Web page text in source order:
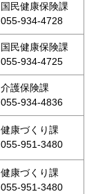
国民健康保険課
055-934-4728
国民健康保険課
055-934-4725
介護保険課
055-934-4836
健康づくり課
055-951-3480
健康づくり課
055-951-3480